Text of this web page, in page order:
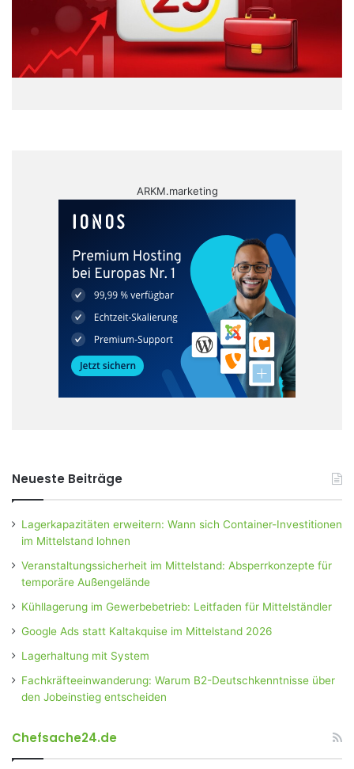
ARKM.marketing
Neueste Beiträge
Lagerkapazitäten erweitern: Wann sich Container-Investitionen
im Mittelstand lohnen
Veranstaltungssicherheit im Mittelstand: Absperrkonzepte für
temporäre Außengelände
Kühllagerung im Gewerbebetrieb: Leitfaden für Mittelständler
Google Ads statt Kaltakquise im Mittelstand 2026
Lagerhaltung mit System
Fachkräfteeinwanderung: Warum B2-Deutschkenntnisse über
den Jobeinstieg entscheiden
Chefsache24.de